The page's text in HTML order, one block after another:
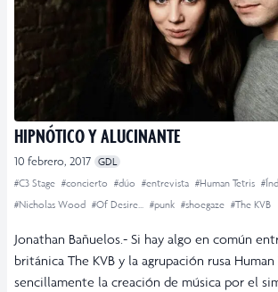
HIPNÓTICO Y ALUCINANTE
10 febrero, 2017 GDL
#C3 Stage #concierto #dúo #entrevista #Human Tetris
#Nicholas Wood #Of Desire... #punk #shoegaze #The KVB
Jonathan Bañuelos.- Si hay algo en común
británica The KVB y la agrupación rusa Human
sencillamente la creación de música por el